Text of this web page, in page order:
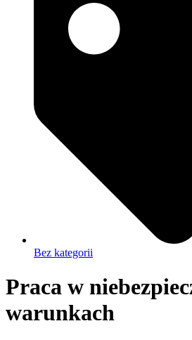
Bez kategorii
Praca w
warunkach